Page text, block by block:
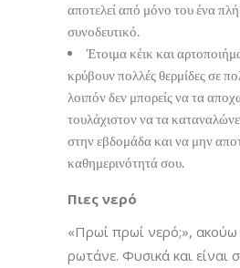
αποτελεί από μόνο του ένα
συνοδευτικό.
Έτοιμα κέικ και
κρύβουν πολλές θερμίδες σε
λοιπόν δεν μπορείς να τα
τουλάχιστον να τα
στην εβδομάδα και να μην
καθημερινότητά σου.
Πιες νερό
«Πρωί πρωί νερό;»,
ρωτάνε. Φυσικά και είναι